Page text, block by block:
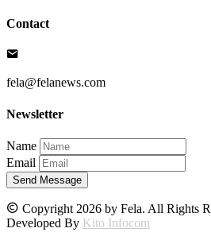
Contact
fela@felanews.com
Newsletter
Name
Email
Send Message
Copyright 2026 by Fela. All Rights
Developed By Kito Infocom